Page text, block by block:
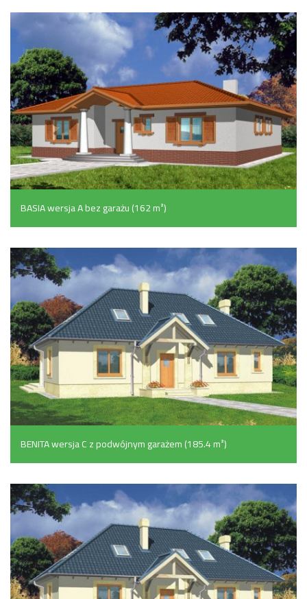
BASIA wersja A bez garażu (162 m²)
BENITA wersja C z podwójnym garażem (185.4 m²)